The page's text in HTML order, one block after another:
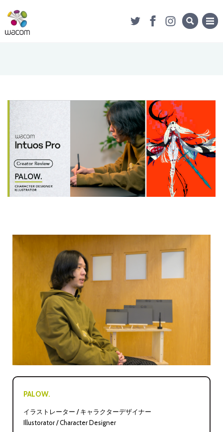
PALOW.
イラストレーター / キャラクターデザイナー
Illustorator / Character Designer